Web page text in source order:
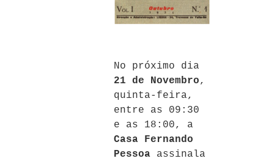
No próximo dia
21 de Novembro,
quinta-feira,
entre as 09:30
e as 18:00, a
Casa Fernando
Pessoa assinala